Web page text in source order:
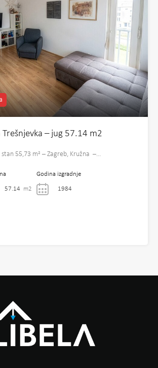
– jug 57.14 m2
stan 55,73 m² – Zagreb, Kružna –…
57.14 m2
Godina izgradnje
1984